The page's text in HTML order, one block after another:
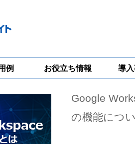
例 お役立ち情報
一
導
グループウェア
移行支援
Google
Workspace
セキュリティ
対策サービス
Google
の機能につ